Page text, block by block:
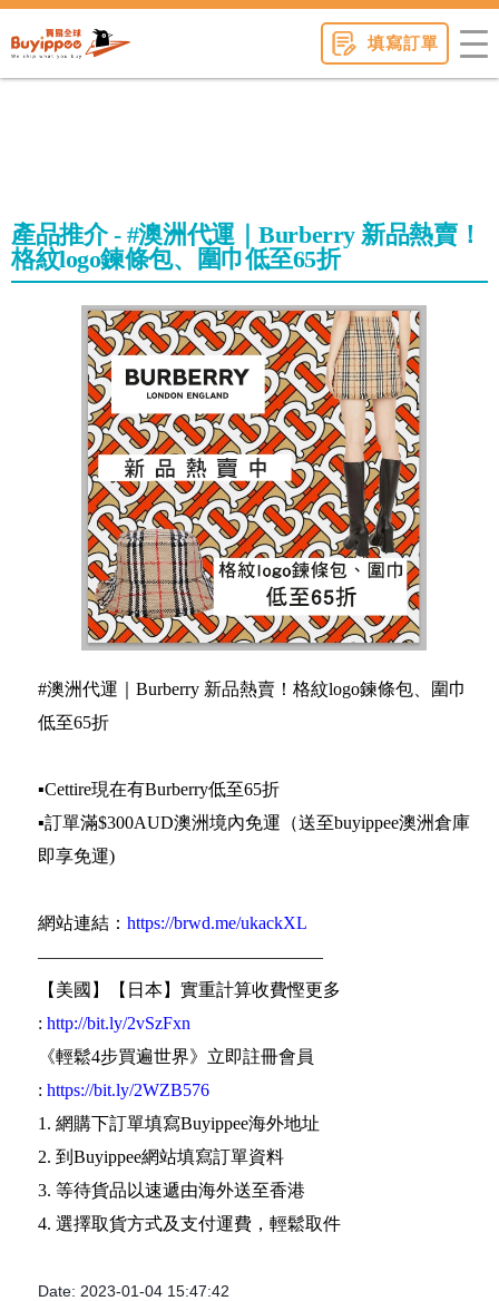
填寫訂單
產品推介 - #澳洲代運｜Burberry 新品熱賣！
格紋logo鍊條包、圍巾低至65折
#澳洲代運｜Burberry 新品熱賣！格紋logo鍊條包、圍巾
低至65折
▪️Cettire現在有Burberry低至65折
▪️訂單滿$300AUD澳洲境內免運（送至buyippee澳洲倉庫
即享免運)
網站連結： https://brwd.me/ukackXL
————————————————
【美國】【日本】實重計算收費慳更多
: http://bit.ly/2vSzFxn
《輕鬆4步買遍世界》立即註冊會員
: https://bit.ly/2WZB576
1. 網購下訂單填寫Buyippee海外地址
2. 到Buyippee網站填寫訂單資料
3. 等待貨品以速遞由海外送至香港
4. 選擇取貨方式及支付運費，輕鬆取件
Date: 2023-01-04 15:47:42